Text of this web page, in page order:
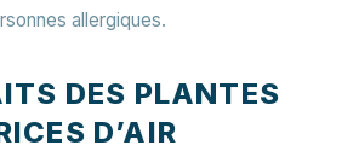
allergiques.
DES PLANTES
D’AIR